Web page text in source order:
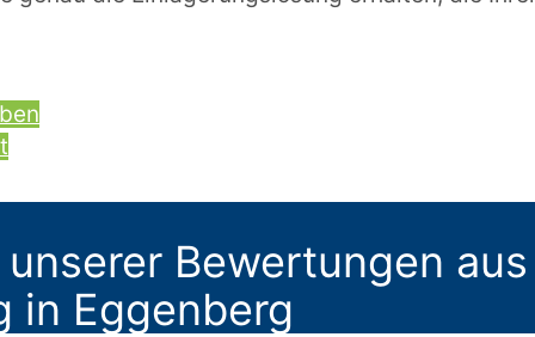
Bewertungen
in Eggenberg